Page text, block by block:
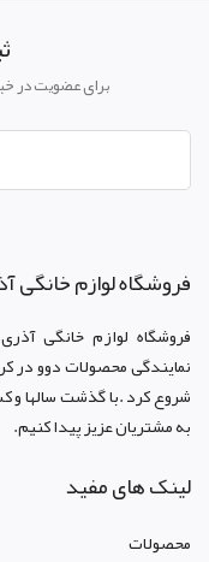
برای عضویت در
فروشگاه لوازم خانگی
فروشگاه لوازم خانگی
نمایندگی محصولات دوو در
شروع کرد .با گذشت سالها و
به مشتریان عزیز پیدا کنیم.
لینک های مفید
محصولات